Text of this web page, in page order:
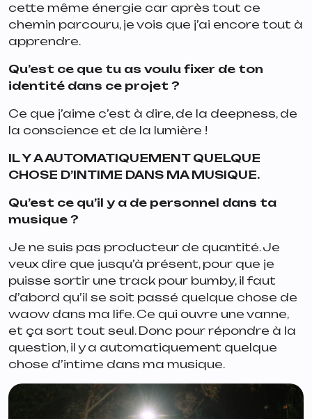
cette même énergie car après tout ce
chemin parcouru, je vois que j’ai encore tout à
apprendre.
Qu’est ce que tu as voulu fixer de ton
identité dans ce projet ?
Ce que j’aime c’est à dire, de la deepness, de
la conscience et de la lumière !
IL Y A AUTOMATIQUEMENT QUELQUE
CHOSE D’INTIME DANS MA MUSIQUE.
Qu’est ce qu’il y a de personnel dans ta
musique ?
Je ne suis pas producteur de quantité. Je
veux dire que jusqu’à présent, pour que je
puisse sortir une track pour bumby, il faut
d’abord qu’il se soit passé quelque chose de
waow dans ma life. Ce qui ouvre une vanne,
et ça sort tout seul. Donc pour répondre à la
question, il y a automatiquement quelque
chose d’intime dans ma musique.